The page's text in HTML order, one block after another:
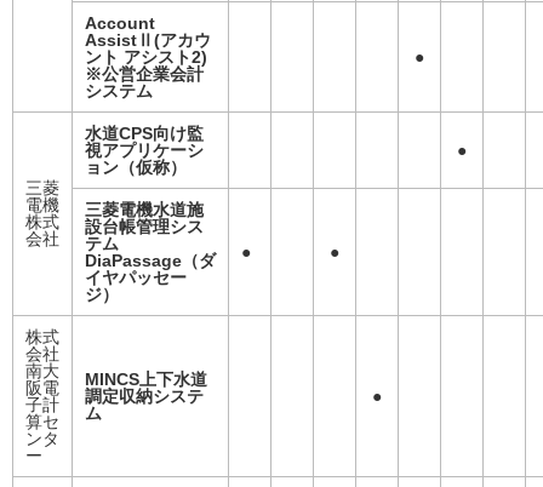
Account
AssistⅡ(アカウ
ント アシスト2)
※公営企業会計
システム
●
三菱
電機
株式
会社
水道CPS向け監
視アプリケーシ
ョン（仮称）
●
三菱電機水道施
設台帳管理シス
テム
DiaPassage（ダ
イヤパッセー
ジ）
● ●
株式
会社
南大
阪電
子計
算セ
ンタ
ー
MINCS上下水道
調定収納システ
ム
●